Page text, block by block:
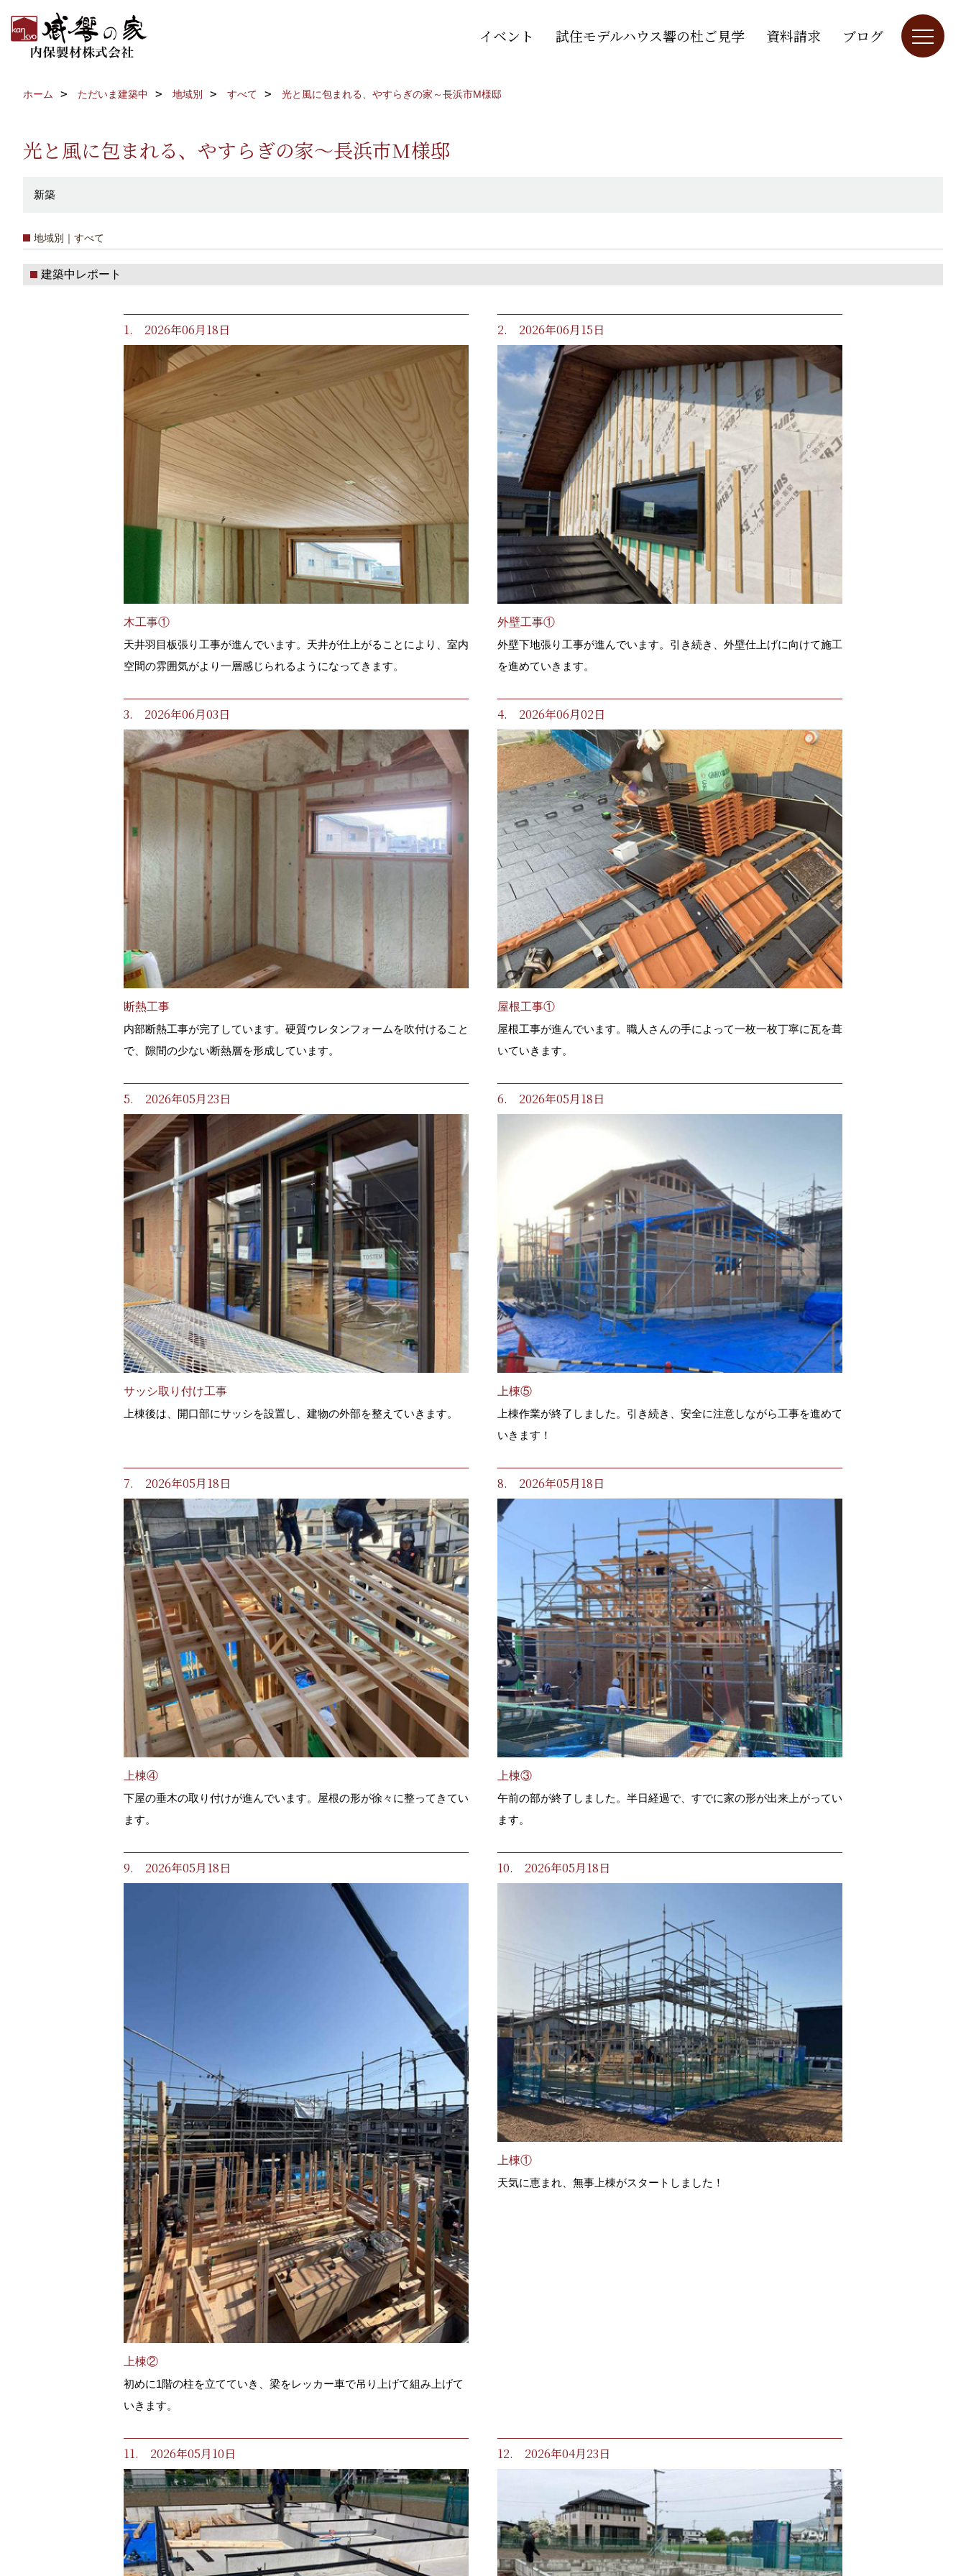
イベント 試住モデルハウス響の杜ご見学 資料請求 ブログ
ホーム ただいま建築中 地域別 すべて 光と風に包まれる、やすらぎの家～長浜市M様邸
光と風に包まれる、やすらぎの家～長浜市M様邸
新築
地域別｜すべて
建築中レポート
1. 2026年06月18日
木工事①
天井羽目板張り工事が進んでいます。天井が仕上がることにより、室内
空間の雰囲気がより一層感じられるようになってきます。
2. 2026年06月15日
外壁工事①
外壁下地張り工事が進んでいます。引き続き、外壁仕上げに向けて施工
を進めていきます。
3. 2026年06月03日
断熱工事
内部断熱工事が完了しています。硬質ウレタンフォームを吹付けること
で、隙間の少ない断熱層を形成しています。
4. 2026年06月02日
屋根工事①
屋根工事が進んでいます。職人さんの手によって一枚一枚丁寧に瓦を葺
いていきます。
5. 2026年05月23日
サッシ取り付け工事
上棟後は、開口部にサッシを設置し、建物の外部を整えていきます。
6. 2026年05月18日
上棟⑤
上棟作業が終了しました。引き続き、安全に注意しながら工事を進めて
いきます！
7. 2026年05月18日
上棟④
下屋の垂木の取り付けが進んでいます。屋根の形が徐々に整ってきてい
ます。
8. 2026年05月18日
上棟③
午前の部が終了しました。半日経過で、すでに家の形が出来上がってい
ます。
9. 2026年05月18日
上棟②
初めに1階の柱を立てていき、梁をレッカー車で吊り上げて組み上げて
いきます。
10. 2026年05月18日
上棟①
天気に恵まれ、無事上棟がスタートしました！
11. 2026年05月10日 12. 2026年04月23日